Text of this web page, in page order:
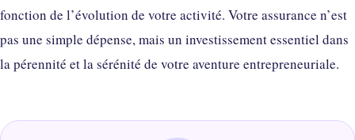
fonction de l’évolution de votre activité. Votre assurance n’est
pas une simple dépense, mais un investissement essentiel dans
la pérennité et la sérénité de votre aventure entrepreneuriale.